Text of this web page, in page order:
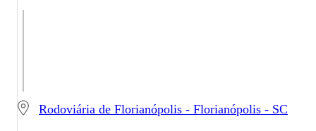
Rodoviária de Florianópolis - Florianópolis - SC